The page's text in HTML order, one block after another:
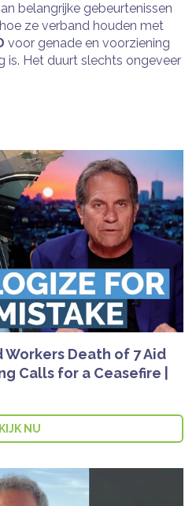
belangrijke gebeurtenissen
hoe ze verband houden met
voor genade en voorziening
is. Het duurt slechts ongeveer
Workers Death of 7 Aid
Calls for a Ceasefire |
KIJK NU